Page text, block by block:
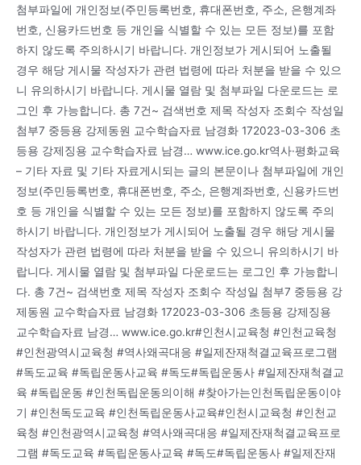
첨부파일에 개인정보(주민등록번호, 휴대폰번호, 주소, 은행계좌
번호, 신용카드번호 등 개인을 식별할 수 있는 모든 정보)를 포함
하지 않도록 주의하시기 바랍니다. 개인정보가 게시되어 노출될
경우 해당 게시물 작성자가 관련 법령에 따라 처분을 받을 수 있으
니 유의하시기 바랍니다. 게시물 열람 및 첨부파일 다운로드는 로
그인 후 가능합니다. 총 7건~ 검색번호 제목 작성자 조회수 작성일
첨부7 중등용 강제동원 교수학습자료 남경화 172023-03-306 초
등용 강제징용 교수학습자료 남경… www.ice.go.kr역사·평화교육
– 기타 자료 및 기타 자료게시되는 글의 본문이나 첨부파일에 개인
정보(주민등록번호, 휴대폰번호, 주소, 은행계좌번호, 신용카드번
호 등 개인을 식별할 수 있는 모든 정보)를 포함하지 않도록 주의
하시기 바랍니다. 개인정보가 게시되어 노출될 경우 해당 게시물
작성자가 관련 법령에 따라 처분을 받을 수 있으니 유의하시기 바
랍니다. 게시물 열람 및 첨부파일 다운로드는 로그인 후 가능합니
다. 총 7건~ 검색번호 제목 작성자 조회수 작성일 첨부7 중등용 강
제동원 교수학습자료 남경화 172023-03-306 초등용 강제징용
교수학습자료 남경… www.ice.go.kr#인천시교육청 #인천교육청
#인천광역시교육청 #역사왜곡대응 #일제잔재척결교육프로그램
#독도교육 #독립운동사교육 #독도#독립운동사 #일제잔재척결교
육 #독립운동 #인천독립운동의이해 #찾아가는인천독립운동이야
기 #인천독도교육 #인천독립운동사교육#인천시교육청 #인천교
육청 #인천광역시교육청 #역사왜곡대응 #일제잔재척결교육프로
그램 #독도교육 #독립운동사교육 #독도#독립운동사 #일제잔재